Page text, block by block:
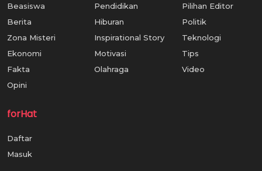
Beasiswa
Berita
Zona Misteri
Ekonomi
Fakta
Opini
Pendidikan
Hiburan
Inspirational Story
Motivasi
Olahraga
Pilihan Editor
Politik
Teknologi
Tips
Video
forHat
Daftar
Masuk